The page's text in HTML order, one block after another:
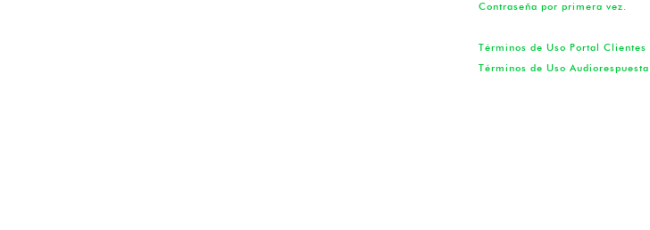
Contraseña por primera vez.
Términos de Uso Portal Clientes
Términos de Uso Audiorespuesta